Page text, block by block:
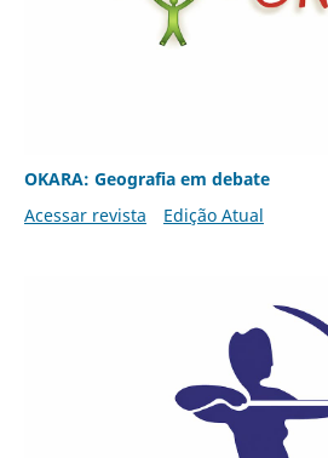
OKARA: Geografia em debate
Acessar revista
Edição Atual